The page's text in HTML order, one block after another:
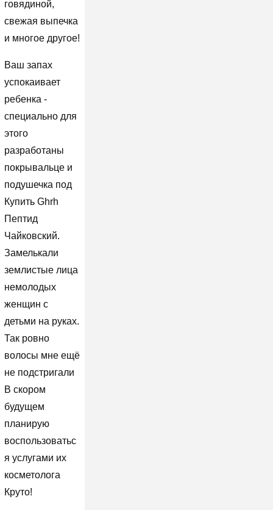
говядиной,
свежая выпечка
и многое другое!
Ваш запах
успокаивает
ребенка -
специально для
этого
разработаны
покрывальце и
подушечка под
Купить Ghrh
Пептид
Чайковский.
Замелькали
землистые лица
немолодых
женщин с
детьми на руках.
Так ровно
волосы мне ещё
не подстригали
В скором
будущем
планирую
воспользоватьс
я услугами их
косметолога
Круто!